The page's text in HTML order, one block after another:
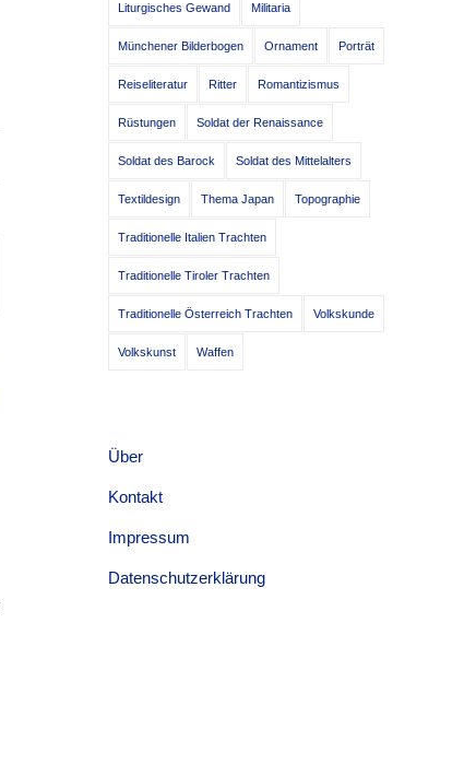
Liturgisches Gewand Militaria
Münchener Bilderbogen Ornament Porträt
Reiseliteratur Ritter Romantizismus
Rüstungen Soldat der Renaissance
Soldat des Barock Soldat des Mittelalters
Textildesign Thema Japan Topographie
Traditionelle Italien Trachten
Traditionelle Tiroler Trachten
Traditionelle Österreich Trachten Volkskunde
Volkskunst Waffen
Über
Kontakt
Impressum
Datenschutzerklärung